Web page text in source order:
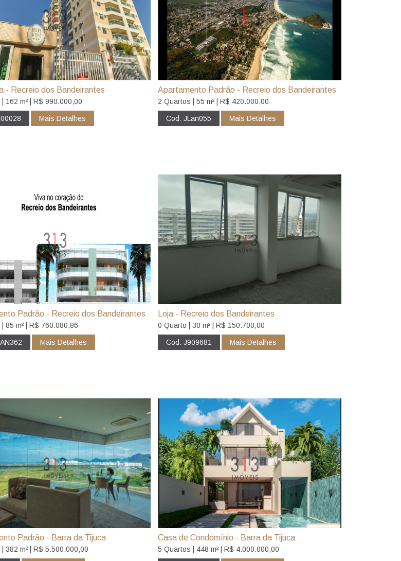
- Recreio dos Bandeirantes
162 m² | R$ 990.000,00
Mais Detalhes
Apartamento Padrão - Recreio dos Bandeirantes
2 Quartos | 55 m² | R$ 420.000,00
Cod: JLan055 Mais Detalhes
Padrão - Recreio dos Bandeirantes
85 m² | R$ 760.080,86
Mais Detalhes
Loja - Recreio dos Bandeirantes
0 Quarto | 30 m² | R$ 150.700,00
Cod: J909681 Mais Detalhes
Padrão - Barra da Tijuca
382 m² | R$ 5.500.000,00
Casa de Condomínio - Barra da Tijuca
5 Quartos | 448 m² | R$ 4.000.000,00